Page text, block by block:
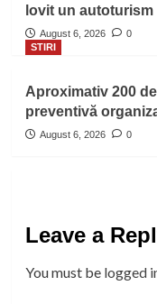
lovit un
August 6, 2026
0
STIRI
Aproximativ 200
preventivă
August 6, 2026 0
Leave a
You must be logged